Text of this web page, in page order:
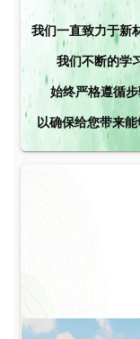
我们一直致力于新
我们不断的学
始终严格遵循
以确保给您带来